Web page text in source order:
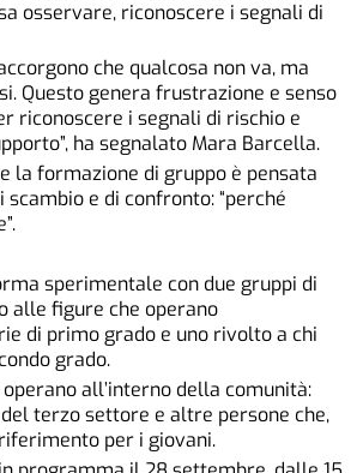
osservare, riconoscere i segnali di
che qualcosa non va, ma
Questo genera frustrazione e senso
riconoscere i segnali di rischio e
ha segnalato Mara Barcella.
la formazione di gruppo è pensata
e di confronto: “perché
sperimentale con due gruppi di
alle figure che operano
di primo grado e uno rivolto a chi
grado.
all’interno della comunità:
terzo settore e altre persone che,
per i giovani.